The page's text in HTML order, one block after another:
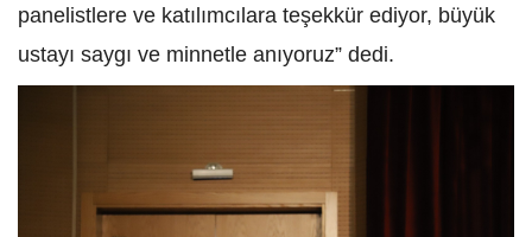
panelistlere ve katılımcılara teşekkür ediyor, büyük
ustayı saygı ve minnetle anıyoruz” dedi.